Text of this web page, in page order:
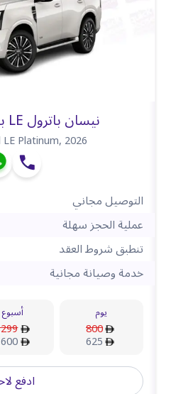
نيسان باترول LE بلاتينيوم 2026
Platinum,2026
التوصيل مجاني
عملية الحجز سهلة
تنطبق شروط العقد
خدمة وصيانة مجانية
يوم
800
625
أسبوع
ادفع